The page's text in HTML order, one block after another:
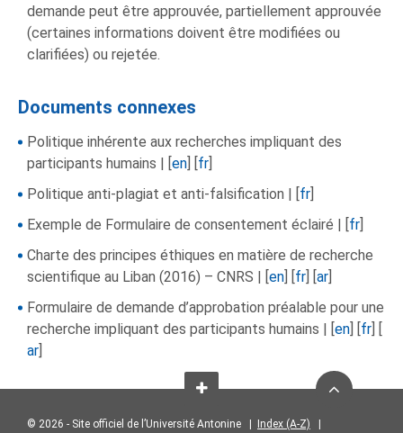
demande peut être approuvée, partiellement approuvée
(certaines informations doivent être modifiées ou
clarifiées) ou rejetée.
Documents connexes
Politique inhérente aux recherches impliquant des
participants humains | [ en fr
Politique anti-plagiat et anti-falsification | [ fr
Exemple de Formulaire de consentement éclairé | [ fr
Charte des principes éthiques en matière de recherche
scientifique au Liban (2016) – CNRS | [ en fr ar
Formulaire de demande d’approbation préalable pour une
recherche impliquant des participants humains | [ en fr
ar
© 2026 - Site officiel de l’Université Antonine | Index (A-Z)